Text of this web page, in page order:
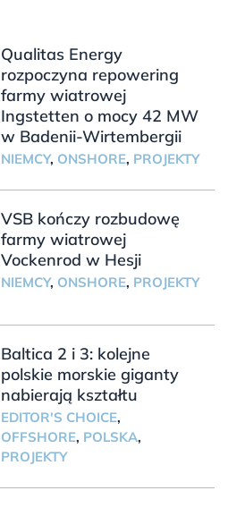
Qualitas Energy
rozpoczyna repowering
farmy wiatrowej
Ingstetten o mocy 42 MW
w Badenii-Wirtembergii
NIEMCY, ONSHORE, PROJEKTY
VSB kończy rozbudowę
farmy wiatrowej
Vockenrod w Hesji
NIEMCY, ONSHORE, PROJEKTY
Baltica 2 i 3: kolejne
polskie morskie giganty
nabierają kształtu
EDITOR'S CHOICE,
OFFSHORE, POLSKA,
PROJEKTY